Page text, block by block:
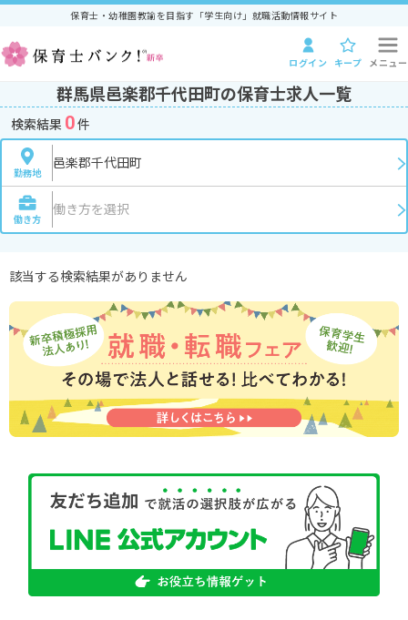
保育士・幼稚園教諭を目指す「学生向け」就職活動情報サイト
ログイン キープ メニュー
群馬県邑楽郡千代田町の保育士求人一覧
検索結果 0件
勤務地
邑楽郡千代田町
働き方
働き方を選択
該当する検索結果がありません